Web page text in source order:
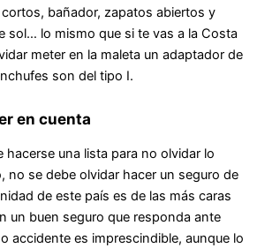
bañador, zapatos abiertos y
sol… lo mismo que si te vas a la Costa
meter en la maleta un adaptador de
son del tipo I.
en cuenta
hacerse una lista para no olvidar lo
no se debe olvidar hacer un seguro de
de este país es de las más caras
un buen seguro que responda ante
accidente es imprescindible, aunque lo